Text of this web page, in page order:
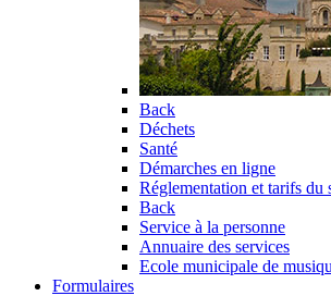
Back
Déchets
Santé
Démarches en ligne
Réglementation et tarifs du
Back
Service à la personne
Annuaire des services
Ecole municipale de
Formulaires